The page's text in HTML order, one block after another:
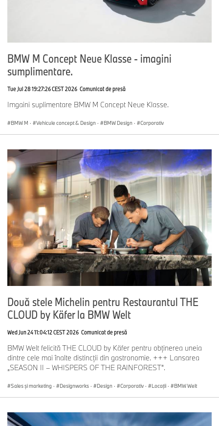
BMW M Concept Neue Klasse - imagini
sumplimentare.
Tue Jul 28 19:27:26 CEST 2026 Comunicat de presă
Imgaini suplimentare BMW M Concept Neue Klasse.
BMW M · Vehicule concept & Design · BMW Design · Corporativ
Două stele Michelin pentru Restaurantul THE
CLOUD by Käfer la BMW Welt
Wed Jun 24 11:04:12 CEST 2026 Comunicat de presă
BMW Welt felicită THE CLOUD by Käfer pentru obținerea uneia
dintre cele mai înalte distincții din gastronomie. +++ Lansarea
„SEASON II – WHISPERS OF THE RAINFOREST”.
Sales şi marketing · Designworks · Design · Corporativ · Locații · BMW Welt